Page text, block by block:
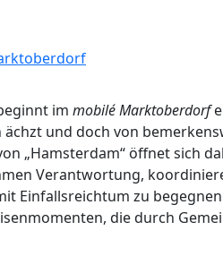
im mobilé Marktoberdorf
und doch von
„Hamsterdam“ öffnet sich
Verantwortung,
Einfallsreichtum zu
die durch